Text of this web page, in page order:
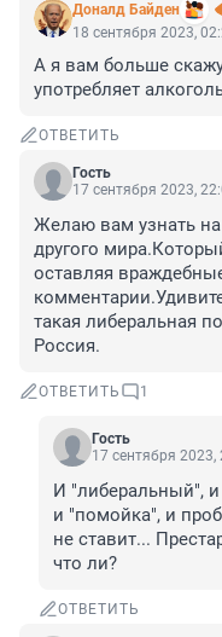
Доналд Байден
18 сентября 2023,
А я вам больше
употребляет
ОТВЕТИТЬ
Гость
17 сентября 2023,
Желаю вам узнать
другого
оставляя
такая либеральная
Россия.
ОТВЕТИТЬ 1
Гость
17 сентября 2023,
И "либеральный",
и "помойка", и
не ставит...
что ли?
ОТВЕТИТЬ